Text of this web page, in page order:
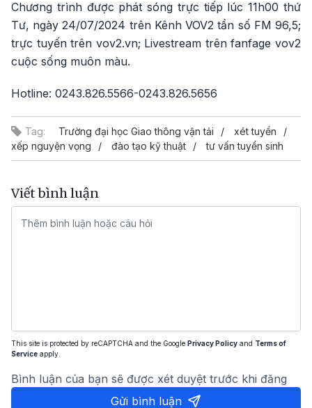
Chương trình được phát sóng trực tiếp lúc 11h00 thứ
Tư, ngày 24/07/2024 trên Kênh VOV2 tần số FM 96,5;
trực tuyến trên vov2.vn; Livestream trên fanfage vov2
cuộc sống muôn màu.
Hotline: 0243.826.5566-0243.826.5656
Tag: Trường đại học Giao thông vận tải
xét tuyển
xếp nguyện vọng
đào tạo kỹ thuật tư vấn tuyển sinh
Viết bình luận
This site is protected by reCAPTCHA and the Google Privacy Policy and Terms of
Service apply.
Bình luận của bạn sẽ được xét duyệt trước khi đăng
Gửi bình luận